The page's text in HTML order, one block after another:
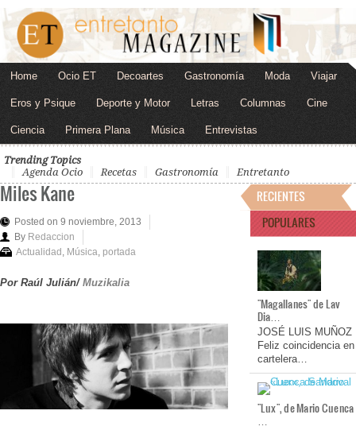
Home Ocio ET Decoartes Gastronomía Moda Viajar
Eros y Psique Deporte y Motor Letras Columnas Cine
Ciencia Primera Plana Música Entrevistas
Trending Topics
Agenda Ocio
Recetas Gastronomía Entretanto
Miles Kane
Posted on 9 noviembre, 2013
By Redaccion
Actualidad Música portada
Por Raúl Julián/ Muzikalia
RECIENTES
POPULARES
"Magallanes" de Lav
Dia…
JOSÉ LUIS MUÑOZ
Feliz coincidencia en
cartelera…
"Lux", de Mario Cuenca
…